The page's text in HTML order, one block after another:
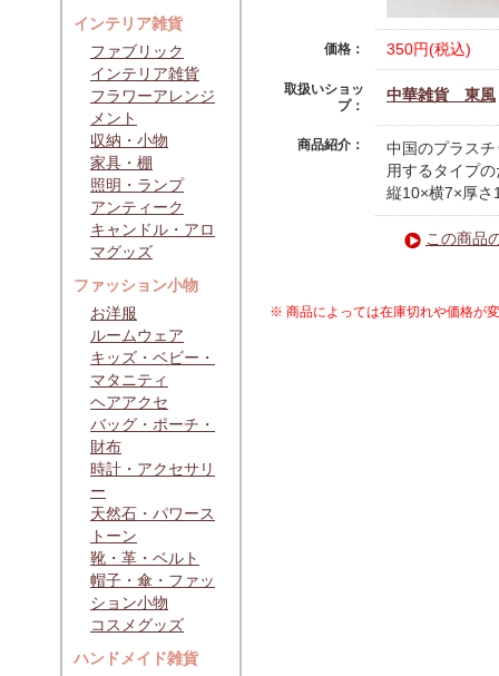
インテリア雑貨
ファブリック
インテリア雑貨
フラワーアレンジ
メント
収納・小物
家具・棚
照明・ランプ
アンティーク
キャンドル・アロ
マグッズ
ファッション小物
お洋服
ルームウェア
キッズ・ベビー・
マタニティ
ヘアアクセ
バッグ・ポーチ・
財布
時計・アクセサリ
ー
天然石・パワース
トーン
靴・革・ベルト
帽子・傘・ファッ
ション小物
コスメグッズ
ハンドメイド雑貨
価格： 350円(税込)
取扱いショッ
プ：
中華雑貨 東風
商品紹介：
中国のプラス
用するタイプ
縦10×横7×厚さ
この商品
※ 商品によっては在庫切れや価格が